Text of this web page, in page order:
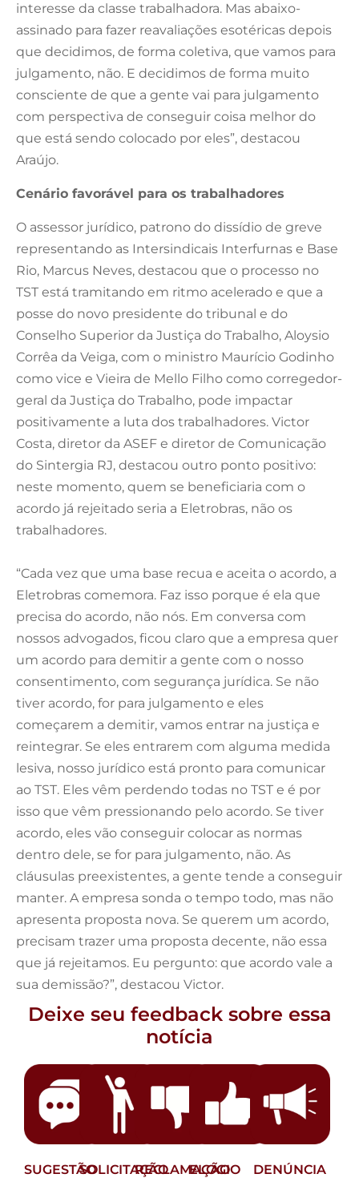
interesse da classe trabalhadora. Mas abaixo-
assinado para fazer reavaliações esotéricas depois
que decidimos, de forma coletiva, que vamos para
julgamento, não. E decidimos de forma muito
consciente de que a gente vai para julgamento
com perspectiva de conseguir coisa melhor do
que está sendo colocado por eles”, destacou
Araújo.
Cenário favorável para os trabalhadores
O assessor jurídico, patrono do dissídio de greve
representando as Intersindicais Interfurnas e Base
Rio, Marcus Neves, destacou que o processo no
TST está tramitando em ritmo acelerado e que a
posse do novo presidente do tribunal e do
Conselho Superior da Justiça do Trabalho, Aloysio
Corrêa da Veiga, com o ministro Maurício Godinho
como vice e Vieira de Mello Filho como corregedor-
geral da Justiça do Trabalho, pode impactar
positivamente a luta dos trabalhadores. Victor
Costa, diretor da ASEF e diretor de Comunicação
do Sintergia RJ, destacou outro ponto positivo:
neste momento, quem se beneficiaria com o
acordo já rejeitado seria a Eletrobras, não os
trabalhadores.
“Cada vez que uma base recua e aceita o acordo, a
Eletrobras comemora. Faz isso porque é ela que
precisa do acordo, não nós. Em conversa com
nossos advogados, ficou claro que a empresa quer
um acordo para demitir a gente com o nosso
consentimento, com segurança jurídica. Se não
tiver acordo, for para julgamento e eles
começarem a demitir, vamos entrar na justiça e
reintegrar. Se eles entrarem com alguma medida
lesiva, nosso jurídico está pronto para comunicar
ao TST. Eles vêm perdendo todas no TST e é por
isso que vêm pressionando pelo acordo. Se tiver
acordo, eles vão conseguir colocar as normas
dentro dele, se for para julgamento, não. As
cláusulas preexistentes, a gente tende a conseguir
manter. A empresa sonda o tempo todo, mas não
apresenta proposta nova. Se querem um acordo,
precisam trazer uma proposta decente, não essa
que já rejeitamos. Eu pergunto: que acordo vale a
sua demissão?”, destacou Victor.
Deixe seu feedback sobre essa
notícia
SUGESTÃOSOLICITAÇÃORECLAMAÇÃO
ELOGIO DENÚNCIA